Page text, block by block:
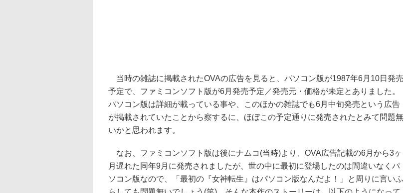
当時の雑誌に掲載されたOVAの広告を見ると、パソコン版が1987年6月10日発売
予定で、ファミコンソフト版が6月発売予定／発売元・価格が未定とありました。
パソコン版は詳細が載っている事や、このほかの雑誌でも6月中旬発売という広告
が掲載されていたことから察するに、ほぼこの予定通りに発売されたとみて問題無
いかと思われます。
なお、ファミコンソフト版は後にナムコ(当時)より、OVA広告記載の6月から3ヶ
月遅れた同年9月に発売されましたが、世の中に最初に登場したのは間違いなくパ
ソコン版なので、「最初の『女神転生』はパソコン版なんだよ！」と周りに言いふ